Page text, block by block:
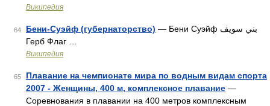
Википедия
64 Бени-Суэйф (губернаторство) — Бени Суэйф بني سويف‎
Герб Флаг …
Википедия
65
Плавание на чемпионате мира по водным видам спорта
2007 - Женщины, 400 м, комплексное плавание —
Соревнования в плавании на 400 метров комплексным